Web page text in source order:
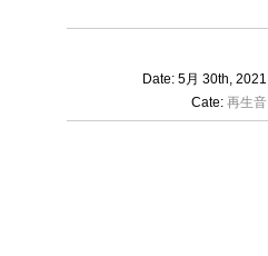
Date: 5月 30th, 2021
Cate: 再生音